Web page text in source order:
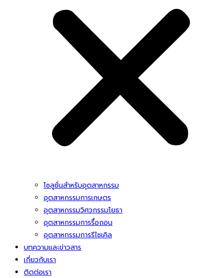
โซลูชั่นสําหรับอุตสาหกรรม
อุตสาหกรรมการเกษตร
อุตสาหกรรมวิศวกรรมโยธา
อุตสาหกรรมการรื้อถอน
อุตสาหกรรมการรีไซเคิล
บทความและข่าวสาร
เกี่ยวกับเรา
ติดต่อเรา